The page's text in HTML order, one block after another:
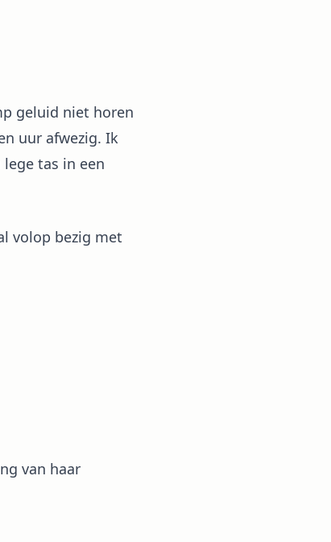
geluid niet horen
uur afwezig. Ik
tas in een
volop bezig met
van haar